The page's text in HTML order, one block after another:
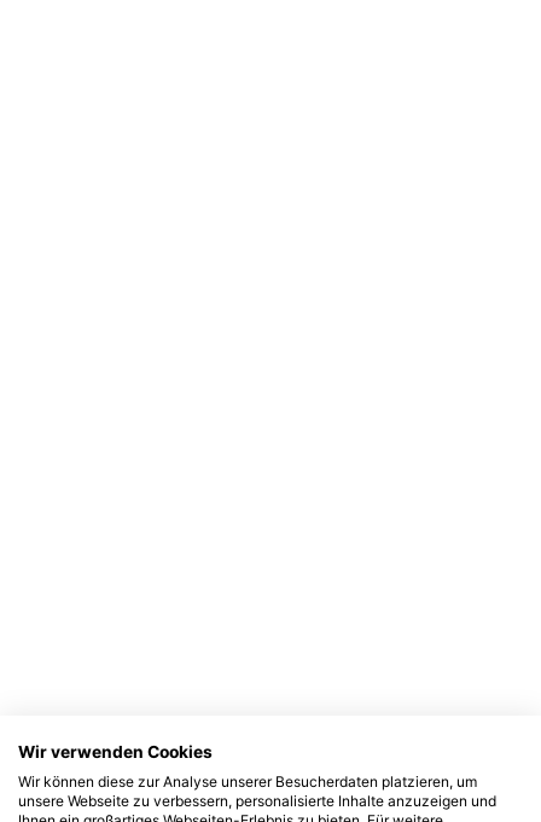
Wir verwenden Cookies
Wir können diese zur Analyse unserer Besucherdaten platzieren, um
unsere Webseite zu verbessern, personalisierte Inhalte anzuzeigen und